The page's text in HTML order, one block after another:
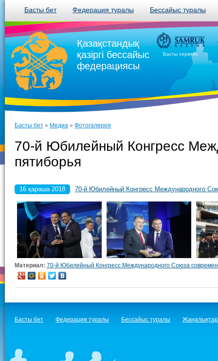
Басты бет Федерация туралы Бессайыс туралы
Қазақстандық
қазіргі бессайыс
федерациясы
Басты серіктес
Басты бет » Медиа » Фотогалерея
70-й Юбилейный Конгресс
пятиборья
16 қараша 2018 70-й Юбилейный Конгресс Международного
Материал: 70-й Юбилейный Конгресс Международного Союза
Басты бет Федерация туралы Бессайыс туралы Жаңалықтар